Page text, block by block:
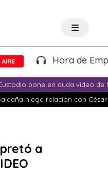
Hora de
pone en duda video de
niega relación con
a